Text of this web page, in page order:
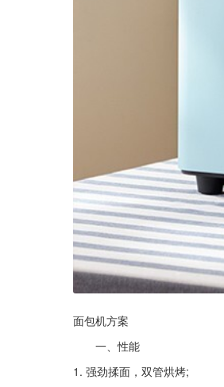
面包机方案
一、性能
1. 强劲揉面，双管烘烤;